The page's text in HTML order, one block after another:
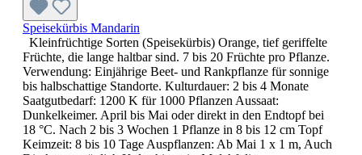
Speisekürbis Mandarin
Kleinfrüchtige Sorten (Speisekürbis) Orange, tief geriffelte
Früchte, die lange haltbar sind. 7 bis 20 Früchte pro Pflanze.
Verwendung: Einjährige Beet- und Rankpflanze für sonnige
bis halbschattige Standorte. Kulturdauer: 2 bis 4 Monate
Saatgutbedarf: 1200 K für 1000 Pflanzen Aussaat:
Dunkelkeimer. April bis Mai oder direkt in den Endtopf bei
18 °C. Nach 2 bis 3 Wochen 1 Pflanze in 8 bis 12 cm Topf
Keimzeit: 8 bis 10 Tage Auspflanzen: Ab Mai 1 x 1 m, Auch